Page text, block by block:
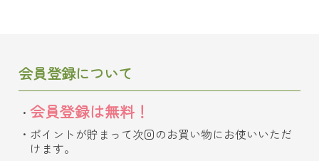
会員登録について
会員登録は無料！
ポイントが貯まって次回のお買い物にお使いいただ
けます。